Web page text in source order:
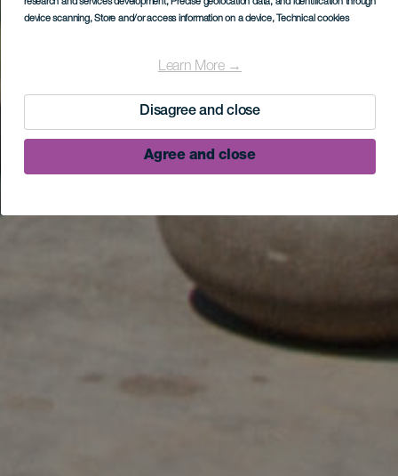
research and services development, Precise geolocation data, and identification through
device scanning, Store and/or access information on a device, Technical cookies
Learn More →
Disagree and close
Agree and close